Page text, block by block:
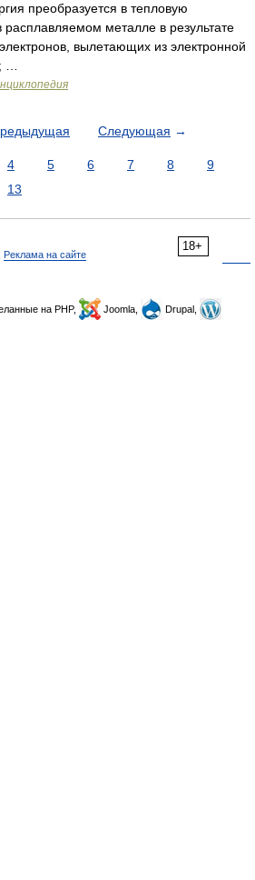
преобразуется в тепловую
расплавляемом металле в результате
вылетающих из электронной
…
Следующая →
4 5 6 7 8
9
13
18+
Реклама на сайте
на PHP, Joomla,
Drupal,